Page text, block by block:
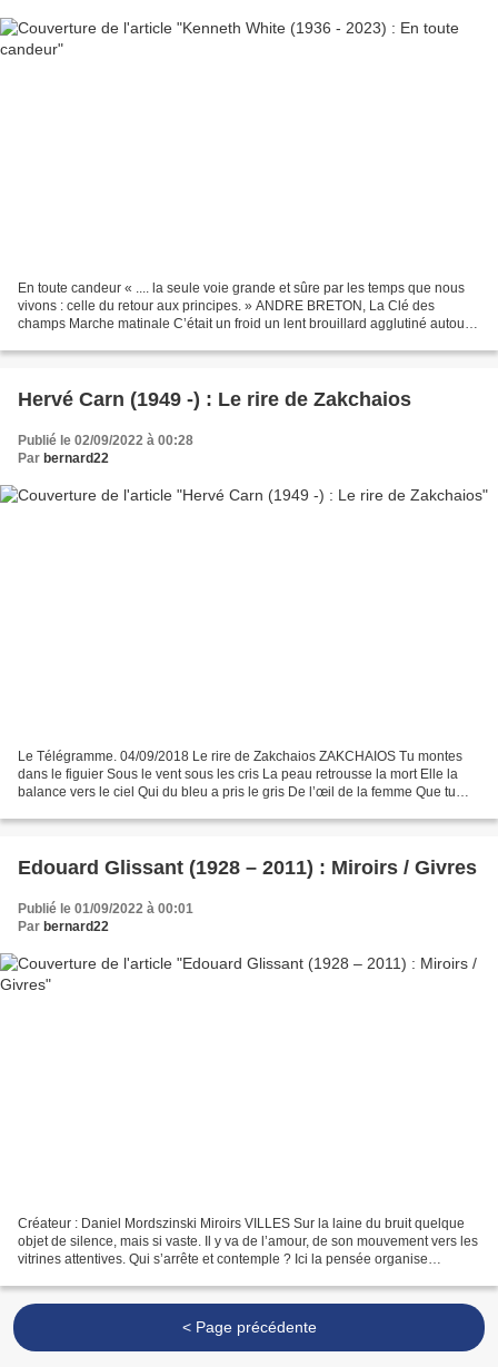
En toute candeur « .... la seule voie grande et sûre par les temps que nous
vivons : celle du retour aux principes. » ANDRE BRETON, La Clé des
champs Marche matinale C’était un froid un lent brouillard agglutiné autour
Hervé Carn (1949 -) : Le rire de Zakchaios
Publié le 02/09/2022 à 00:28
Par bernard22
Le Télégramme. 04/09/2018 Le rire de Zakchaios ZAKCHAIOS Tu montes
dans le figuier Sous le vent sous les cris La peau retrousse la mort Elle la
balance vers le ciel Qui du bleu a pris le gris De l’œil de la femme Que tu
Edouard Glissant (1928 – 2011) : Miroirs / Givres
Publié le 01/09/2022 à 00:01
Par bernard22
Créateur : Daniel Mordszinski Miroirs VILLES Sur la laine du bruit quelque
objet de silence, mais si vaste. Il y va de l’amour, de son mouvement vers les
vitrines attentives. Qui s’arrête et contemple ? Ici la pensée organise
< Page précédente